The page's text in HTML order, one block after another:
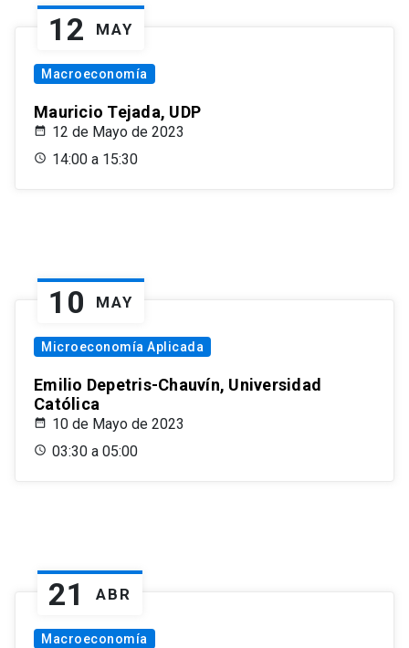
12 MAY
Macroeconomía
Mauricio Tejada, UDP
12 de Mayo de 2023
14:00 a 15:30
10 MAY
Microeconomía Aplicada
Emilio Depetris-Chauvín, Universidad
Católica
10 de Mayo de 2023
03:30 a 05:00
21 ABR
Macroeconomía